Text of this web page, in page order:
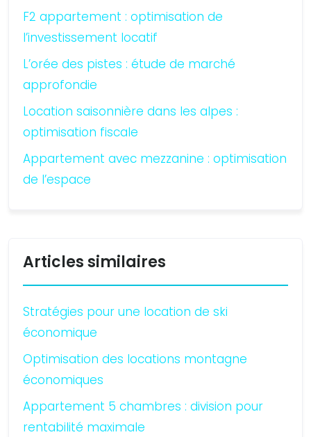
F2 appartement : optimisation de
l’investissement locatif
L’orée des pistes : étude de marché
approfondie
Location saisonnière dans les alpes :
optimisation fiscale
Appartement avec mezzanine : optimisation
de l’espace
Articles similaires
Stratégies pour une location de ski
économique
Optimisation des locations montagne
économiques
Appartement 5 chambres : division pour
rentabilité maximale